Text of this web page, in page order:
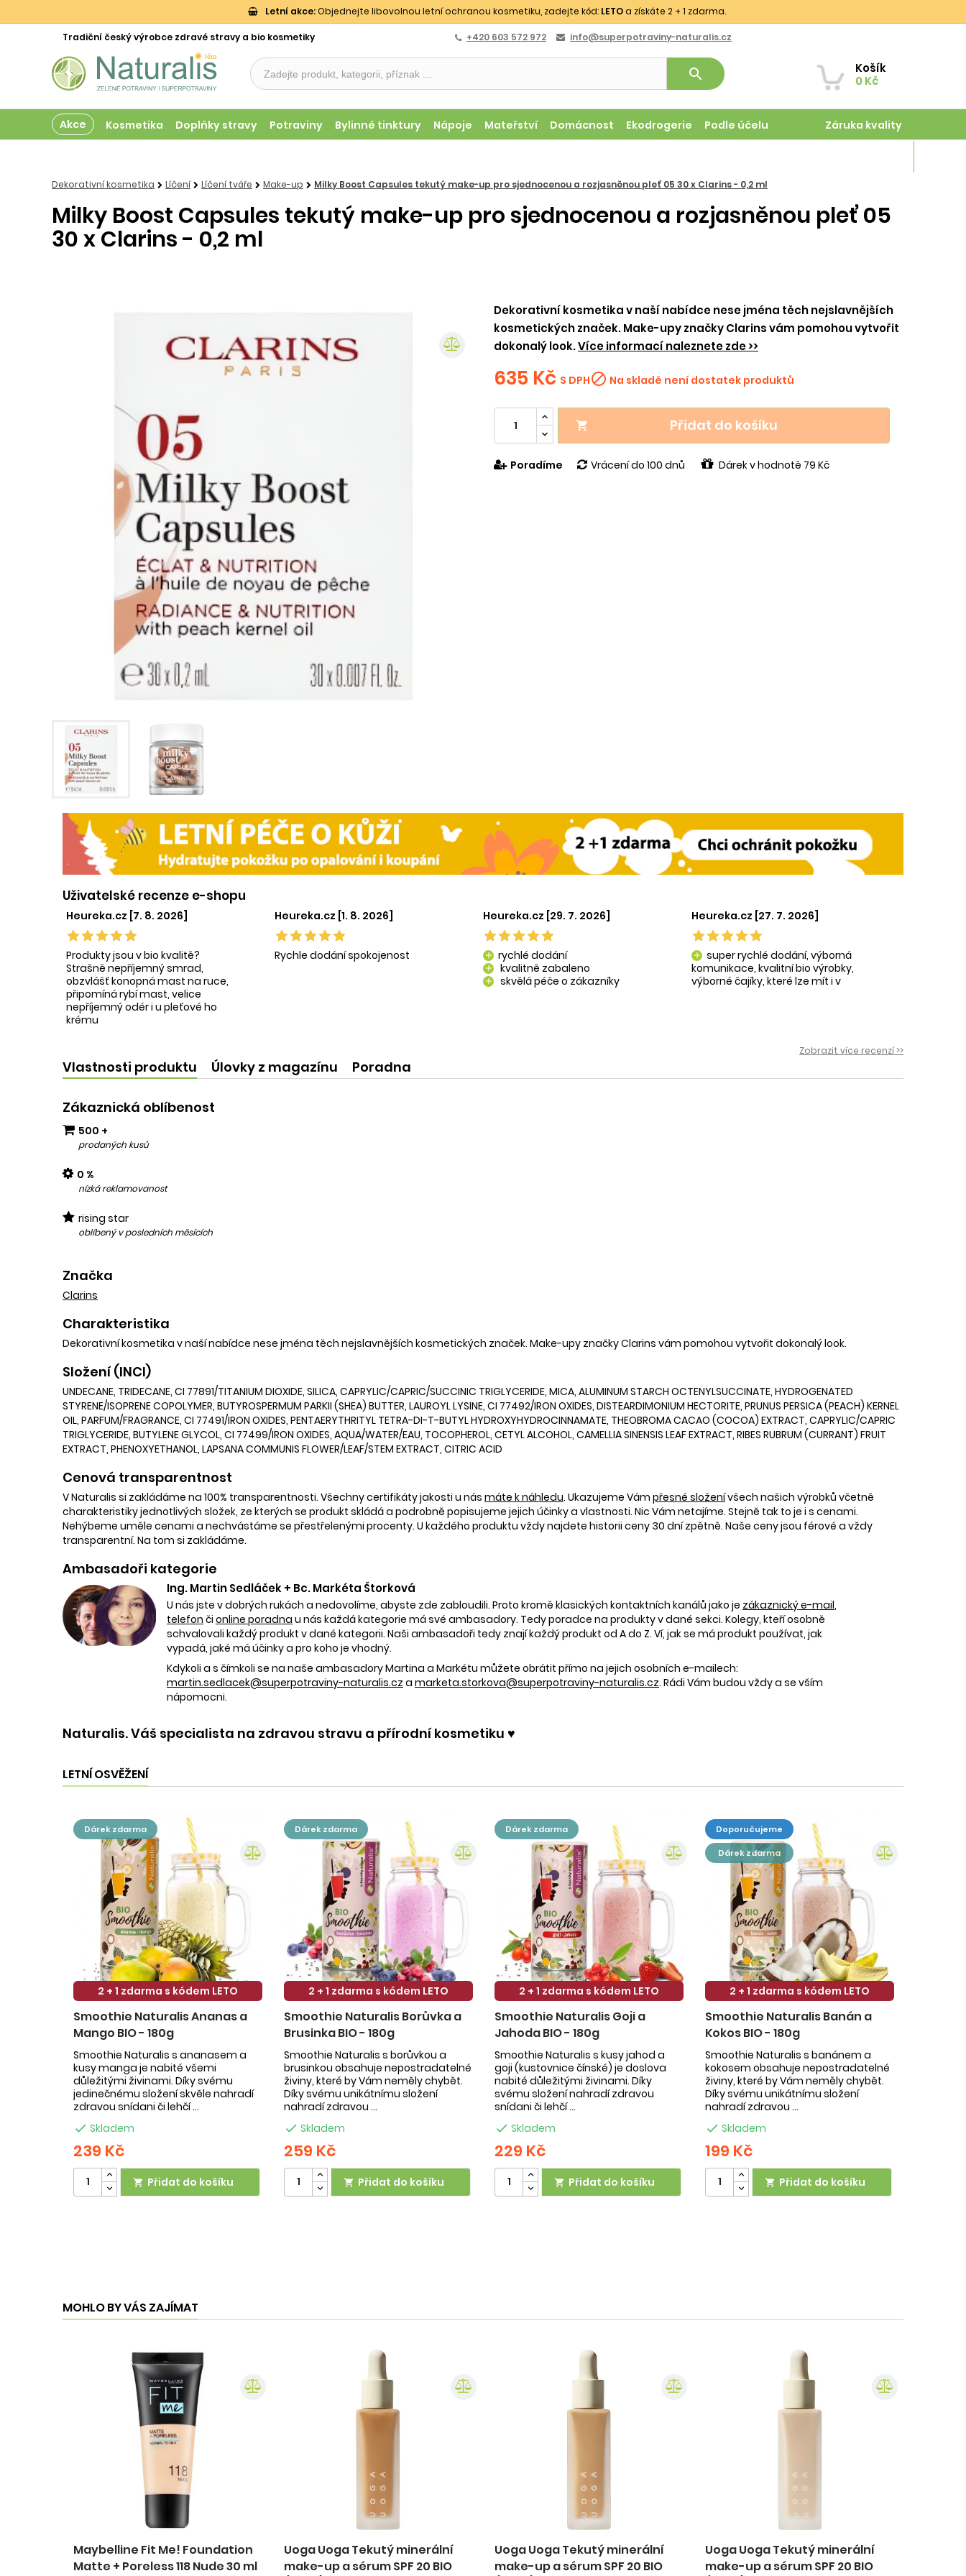
Letní akce:Objednejte libovolnou letní ochranou kosmetiku, zadejte kód: LETOa získáte 2 + 1 zdarma.
Tradiční český výrobce zdravé stravy a bio kosmetiky +420 603 572 972 info@superpotraviny-naturalis.cz
Košík
0 Kč
search
Akce Kosmetika Doplňky stravy Potraviny Bylinné tinktury Nápoje Mateřství Domácnost Ekodrogerie Podle účelu Záruka kvality
Dekorativní kosmetika Líčení Líčení tváře Make-up Milky Boost Capsules tekutý make-up pro sjednocenou a rozjasněnou pleť 05 30 x Clarins - 0,2 ml
Milky Boost Capsules tekutý make-up pro sjednocenou a rozjasněnou pleť 05
30 x Clarins - 0,2 ml
Dekorativní kosmetika v naší nabídce nese jména těch nejslavnějších
kosmetických značek. Make-upy značky Clarins vám pomohou vytvořit
dokonalý look.Více informací naleznete zde >>
635 Kč S DPH Na skladě není dostatek produktů
 Přidat do košíku
Poradíme Vrácení do 100 dnů Dárek v hodnotě 79 Kč
Uživatelské recenze e-shopu
Heureka.cz [7. 8. 2026]
Produkty jsou v bio kvalitě?
Strašně nepříjemný smrad,
obzvlášť konopná mast na ruce,
připomíná rybí mast, velice
nepříjemný odér i u pleťové ho
krému
Heureka.cz [1. 8. 2026]
Rychle dodání spokojenost
Heureka.cz [29. 7. 2026]
add rychlé dodání
add kvalitně zabaleno
add skvělá péče o zákazníky
Heureka.cz [27. 7. 2026]
add super rychlé dodání, výborná
komunikace, kvalitní bio výrobky,
výborné čajíky, které lze mít i v
Zobrazit více recenzí >>
Vlastnosti produktu Úlovky z magazínu Poradna
Zákaznická oblíbenost
500 +
prodaných kusů
0 %
nízká reklamovanost
rising star
oblíbený v posledních měsících
Značka
Clarins
Charakteristika
Dekorativní kosmetika v naší nabídce nese jména těch nejslavnějších kosmetických značek. Make-upy značky Clarins vám pomohou vytvořit dokonalý look.
Složení (INCI)
UNDECANE, TRIDECANE, CI 77891/TITANIUM DIOXIDE, SILICA, CAPRYLIC/CAPRIC/SUCCINIC TRIGLYCERIDE, MICA, ALUMINUM STARCH OCTENYLSUCCINATE, HYDROGENATED
STYRENE/ISOPRENE COPOLYMER, BUTYROSPERMUM PARKII (SHEA) BUTTER, LAUROYL LYSINE, CI 77492/IRON OXIDES, DISTEARDIMONIUM HECTORITE, PRUNUS PERSICA (PEACH) KERNEL
OIL, PARFUM/FRAGRANCE, CI 77491/IRON OXIDES, PENTAERYTHRITYL TETRA-DI-T-BUTYL HYDROXYHYDROCINNAMATE, THEOBROMA CACAO (COCOA) EXTRACT, CAPRYLIC/CAPRIC
TRIGLYCERIDE, BUTYLENE GLYCOL, CI 77499/IRON OXIDES, AQUA/WATER/EAU, TOCOPHEROL, CETYL ALCOHOL, CAMELLIA SINENSIS LEAF EXTRACT, RIBES RUBRUM (CURRANT) FRUIT
EXTRACT, PHENOXYETHANOL, LAPSANA COMMUNIS FLOWER/LEAF/STEM EXTRACT, CITRIC ACID
Cenová transparentnost
V Naturalis si zakládáme na 100% transparentnosti. Všechny certifikáty jakosti u nás máte k náhledu. Ukazujeme Vám přesné složenívšech našich výrobků včetně
charakteristiky jednotlivých složek, ze kterých se produkt skládá a podrobně popisujeme jejich účinky a vlastnosti. Nic Vám netajíme. Stejně tak to je i s cenami.
Nehýbeme uměle cenami a nechvástáme se přestřelenými procenty. U každého produktu vždy najdete historii ceny 30 dní zpětně. Naše ceny jsou férové a vždy
transparentní. Na tom si zakládáme.
Ambasadoři kategorie
Ing. Martin Sedláček + Bc. Markéta Štorková
U nás jste v dobrých rukách a nedovolíme, abyste zde zabloudili. Proto kromě klasických kontaktních kanálů jako je zákaznický e-mail,
telefon či online poradna u nás každá kategorie má své ambasadory. Tedy poradce na produkty v dané sekci. Kolegy, kteří osobně
schvalovali každý produkt v dané kategorii. Naši ambasadoři tedy znají každý produkt od A do Z. Ví, jak se má produkt používat, jak
vypadá, jaké má účinky a pro koho je vhodný.
Kdykoli a s čímkoli se na naše ambasadory Martina a Markétu můžete obrátit přímo na jejich osobních e-mailech:
martin.sedlacek@superpotraviny-naturalis.cz a marketa.storkova@superpotraviny-naturalis.cz. Rádi Vám budou vždy a se vším
nápomocni.
Naturalis. Váš specialista na zdravou stravu a přírodní kosmetiku ♥️
LETNÍ OSVĚŽENÍ
dárek zdarma
2 + 1 zdarma s kódem LETO
Smoothie Naturalis Ananas a
Mango BIO - 180g
Smoothie Naturalis s ananasem a
kusy manga je nabité všemi
důležitými živinami. Díky svému
jedinečnému složení skvěle nahradí
zdravou snídani či lehčí ...
 Skladem
239 Kč
 Přidat do košíku
dárek zdarma
2 + 1 zdarma s kódem LETO
Smoothie Naturalis Borůvka a
Brusinka BIO - 180g
Smoothie Naturalis s borůvkou a
brusinkou obsahuje nepostradatelné
živiny, které by Vám neměly chybět.
Díky svému unikátnímu složení
nahradí zdravou ...
 Skladem
259 Kč
 Přidat do košíku
dárek zdarma
2 + 1 zdarma s kódem LETO
Smoothie Naturalis Goji a
Jahoda BIO - 180g
Smoothie Naturalis s kusy jahod a
goji (kustovnice čínské) je doslova
nabité důležitými živinami. Díky
svému složení nahradí zdravou
snídani či lehčí ...
 Skladem
229 Kč
 Přidat do košíku
doporučujeme
dárek zdarma
2 + 1 zdarma s kódem LETO
Smoothie Naturalis Banán a
Kokos BIO - 180g
Smoothie Naturalis s banánem a
kokosem obsahuje nepostradatelné
živiny, které by Vám neměly chybět.
Díky svému unikátnímu složení
nahradí zdravou ...
 Skladem
199 Kč
 Přidat do košíku
MOHLO BY VÁS ZAJÍMAT
Maybelline Fit Me! Foundation
Matte + Poreless 118 Nude 30 ml
Uoga Uoga Tekutý minerální
make-up a sérum SPF 20 BIO
Uoga Uoga Tekutý minerální
make-up a sérum SPF 20 BIO
Uoga Uoga Tekutý minerální
make-up a sérum SPF 20 BIO